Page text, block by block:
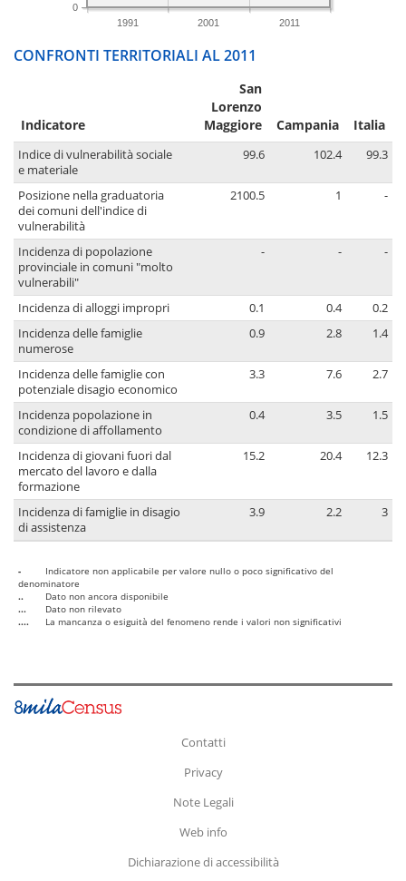
1991 2001 2011
0
CONFRONTI TERRITORIALI AL 2011
Indicatore
San
Lorenzo
Maggiore
Campania Italia
Indice di vulnerabilità sociale
e materiale
99.6 102.4 99.3
Posizione nella graduatoria
dei comuni dell'indice di
vulnerabilità
2100.5 1 -
Incidenza di popolazione
provinciale in comuni "molto
vulnerabili"
- - -
Incidenza di alloggi impropri 0.1 0.4
0.2
Incidenza delle famiglie
numerose
0.9 2.8 1.4
Incidenza delle famiglie con
potenziale disagio economico
3.3 7.6 2.7
Incidenza popolazione in
condizione di affollamento
0.4 3.5 1.5
Incidenza di giovani fuori dal
mercato del lavoro e dalla
formazione
15.2 20.4 12.3
Incidenza di famiglie in disagio
di assistenza
3.9 2.2 3
-
Indicatore non applicabile per valore nullo o poco significativo del
denominatore
..
Dato non ancora disponibile
...
Dato non rilevato
....
La mancanza o esiguità del fenomeno rende i valori non significativi
Contatti
Privacy
Note Legali
Web info
Dichiarazione di accessibilità